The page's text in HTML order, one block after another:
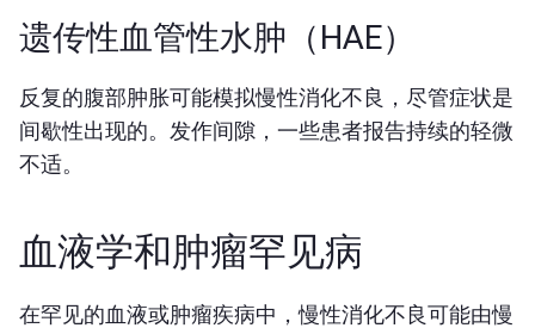
遗传性血管性水肿（HAE）
反复的腹部肿胀可能模拟慢性消化不良，尽管症状是
间歇性出现的。发作间隙，一些患者报告持续的轻微
不适。
血液学和肿瘤罕见病
在罕见的血液或肿瘤疾病中，慢性消化不良可能由慢